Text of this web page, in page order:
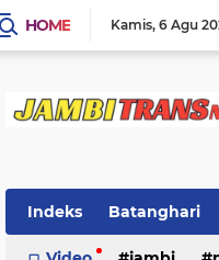
HOME Kamis 6 Agu
Indeks Batanghari